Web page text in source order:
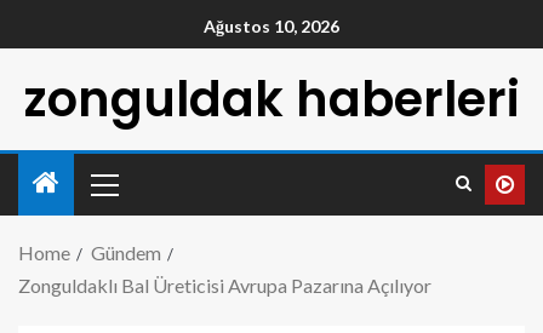
Ağustos 10, 2026
zonguldak haberleri
Home
Gündem
Zonguldaklı Bal Üreticisi Avrupa Pazarına Açılıyor